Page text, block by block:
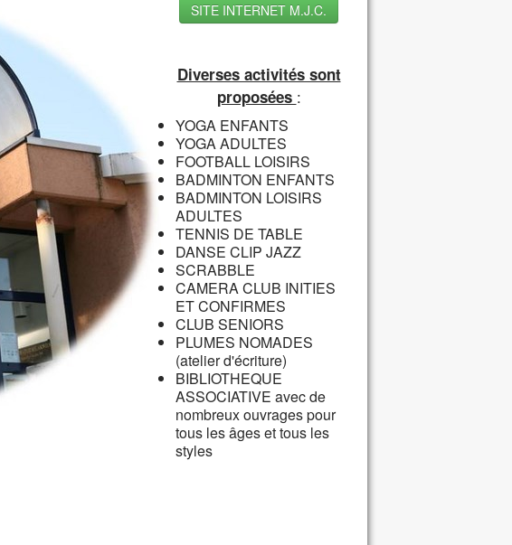
SITE INTERNET M.J.C.
Diverses activités sont
proposées :
YOGA ENFANTS
YOGA ADULTES
FOOTBALL LOISIRS
BADMINTON ENFANTS
BADMINTON LOISIRS
ADULTES
TENNIS DE TABLE
DANSE CLIP JAZZ
SCRABBLE
CAMERA CLUB INITIES
ET CONFIRMES
CLUB SENIORS
PLUMES NOMADES
(atelier d'écriture)
BIBLIOTHEQUE
ASSOCIATIVE avec de
nombreux ouvrages pour
tous les âges et tous les
styles